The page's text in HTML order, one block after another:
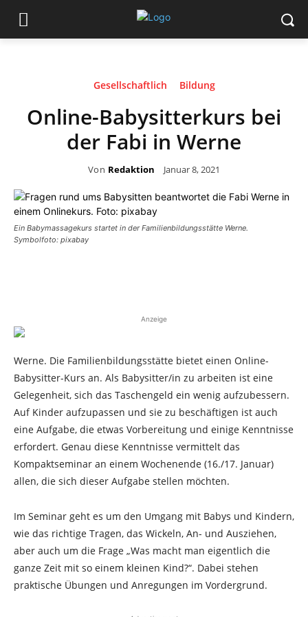
Gesellschaftlich Bildung
Online-Babysitterkurs bei
der Fabi in Werne
Von Redaktion Januar 8, 2021
Ein Babymassagekurs startet in der Familienbildungsstätte Werne.
Symbolfoto: pixabay
Anzeige
Werne. Die Familienbildungsstätte bietet einen Online-
Babysitter-Kurs an. Als Babysitter/in zu arbeiten ist eine
Gelegenheit, sich das Taschengeld ein wenig aufzubessern.
Auf Kinder aufzupassen und sie zu beschäftigen ist auch
eine Aufgabe, die etwas Vorbereitung und einige Kenntnisse
erfordert. Genau diese Kenntnisse vermittelt das
Kompaktseminar an einem Wochenende (16./17. Januar)
allen, die sich dieser Aufgabe stellen möchten.
Im Seminar geht es um den Umgang mit Babys und Kindern,
wie das richtige Tragen, das Wickeln, An- und Ausziehen,
aber auch um die Frage „Was macht man eigentlich die
ganze Zeit mit so einem kleinen Kind?“. Dabei stehen
praktische Übungen und Anregungen im Vordergrund.